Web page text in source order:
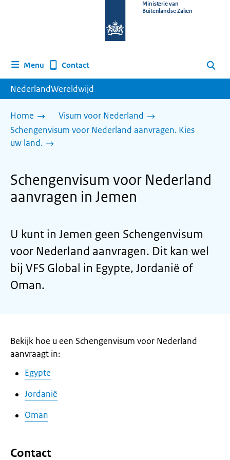
homepage
Ministerie van
Buitenlandse Zaken
Menu Contact Zoeken
NederlandWereldwijd
Home
Visum voor Nederland
Schengenvisum voor Nederland aanvragen. Kies
uw land.
Schengenvisum voor Nederland
aanvragen in Jemen
U kunt in Jemen geen Schengenvisum
voor Nederland aanvragen. Dit kan wel
bij VFS Global in Egypte, Jordanië of
Oman.
Bekijk hoe u een Schengenvisum voor Nederland
aanvraagt in:
Egypte
Jordanië
Oman
Contact